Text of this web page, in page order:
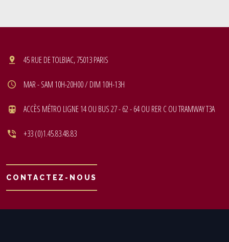
45 RUE DE TOLBIAC, 75013 PARIS
MAR - SAM 10H-20H00 / DIM 10H-13H
ACCÈS MÉTRO LIGNE 14 OU BUS 27 - 62 - 64 OU RER C OU TRAMWAY T3A
+33 (0)1.45.83.48.83
CONTACTEZ-NOUS